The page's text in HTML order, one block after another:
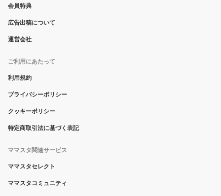
会員特典
広告出稿について
運営会社
ご利用にあたって
利用規約
プライバシーポリシー
クッキーポリシー
特定商取引法に基づく表記
ママスタ関連サービス
ママスタセレクト
ママスタコミュニティ